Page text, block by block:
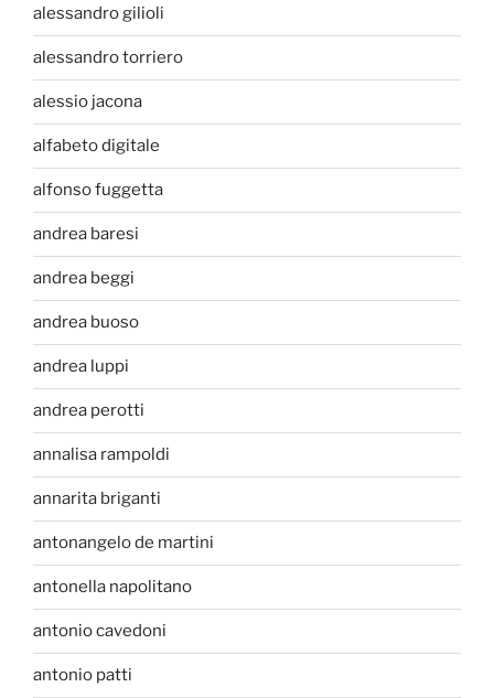
alessandro gilioli
alessandro torriero
alessio jacona
alfabeto digitale
alfonso fuggetta
andrea baresi
andrea beggi
andrea buoso
andrea luppi
andrea perotti
annalisa rampoldi
annarita briganti
antonangelo de martini
antonella napolitano
antonio cavedoni
antonio patti